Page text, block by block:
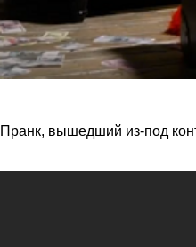
Пранк, вышедший из-под